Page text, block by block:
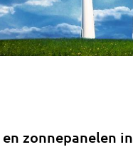
zonnepanelen in